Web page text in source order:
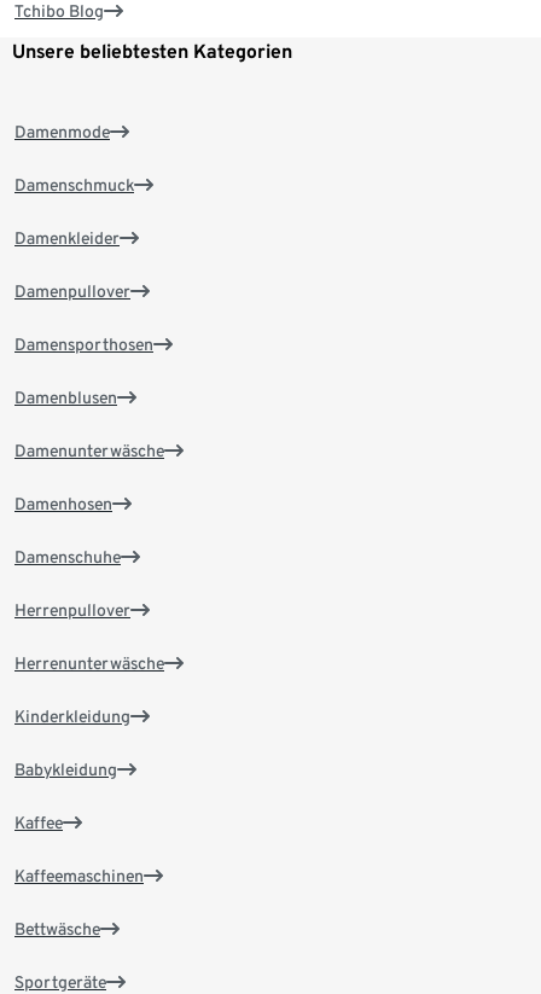
Tchibo Blog
Unsere beliebtesten Kategorien
Damenmode
Damenschmuck
Damenkleider
Damenpullover
Damensporthosen
Damenblusen
Damenunterwäsche
Damenhosen
Damenschuhe
Herrenpullover
Herrenunterwäsche
Kinderkleidung
Babykleidung
Kaffee
Kaffeemaschinen
Bettwäsche
Sportgeräte